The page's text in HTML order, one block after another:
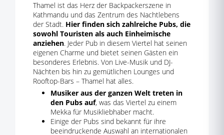
Thamel ist das Herz der Backpackerszene in
Kathmandu und das Zentrum des Nachtlebens
der Stadt. Hier finden sich zahlreiche Pubs, die
sowohl Touristen als auch Einheimische
anziehen. Jeder Pub in diesem Viertel hat seinen
eigenen Charme und bietet seinen Gästen ein
besonderes Erlebnis. Von Live-Musik und DJ-
Nächten bis hin zu gemütlichen Lounges und
Rooftop-Bars – Thamel hat alles.
Musiker aus der ganzen Welt treten in
den Pubs auf, was das Viertel zu einem
Mekka für Musikliebhaber macht.
Einige der Pubs sind bekannt für ihre
beeindruckende Auswahl an internationalen